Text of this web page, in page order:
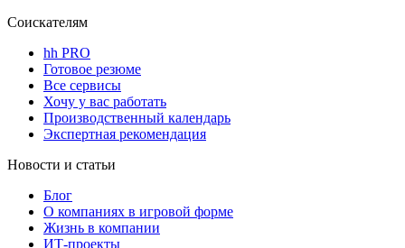
Соискателям
hh PRO
Готовое резюме
Все сервисы
Хочу у вас работать
Производственный календарь
Экспертная рекомендация
Новости и статьи
Блог
О компаниях в игровой форме
Жизнь в компании
ИТ-проекты